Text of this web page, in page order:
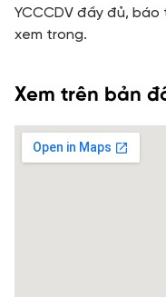
YCCCDV đầy đủ,
xem trong.
Xem trên bản